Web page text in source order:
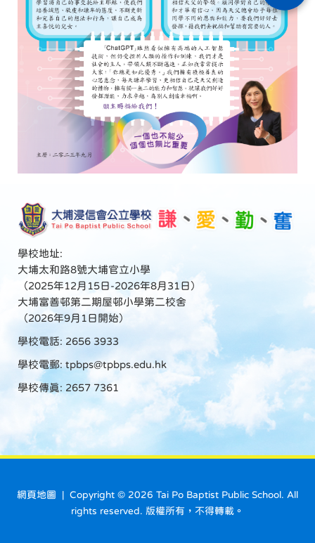
學校地址:
大埔太和路8號大埔官立小學
（2025年12月15日-2026年8月31日）
大埔富善邨第二期屋邨小學第二校舍
（2026年9月1日開始）
學校電話: 2656 3933
學校電郵: tpbps@tpbps.edu.hk
學校傳真: 2657 7361
網頁地圖 | Copyright © 2026 Tai Po Baptist Public School. All
rights reserved. 版權所有，不得轉載。